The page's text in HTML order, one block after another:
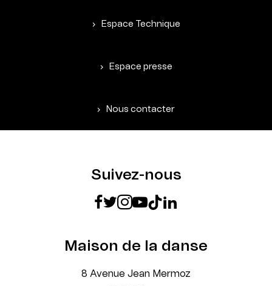
Espace Technique
Espace presse
Nous contacter
Suivez-nous
Maison de la danse
8 Avenue Jean Mermoz